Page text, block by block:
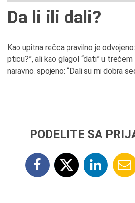
Da li ili dali?
Kao upitna rečca pravilno je
pticu?”, ali kao glagol “dati” u
naravno, spojeno: “Dali su mi dobra
PODELITE SA